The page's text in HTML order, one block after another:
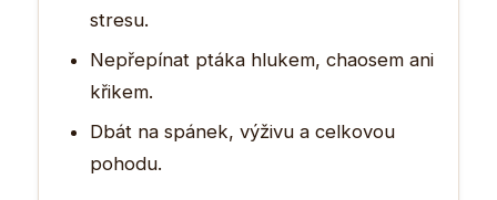
stresu.
Nepřepínat ptáka hlukem, chaosem ani
křikem.
Dbát na spánek, výživu a celkovou
pohodu.